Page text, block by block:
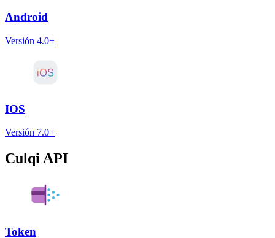
Android
Versión 4.0+
IOS
Versión 7.0+
Culqi API
Token